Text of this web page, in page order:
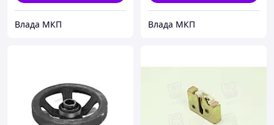
Влада МКП Влада МКП